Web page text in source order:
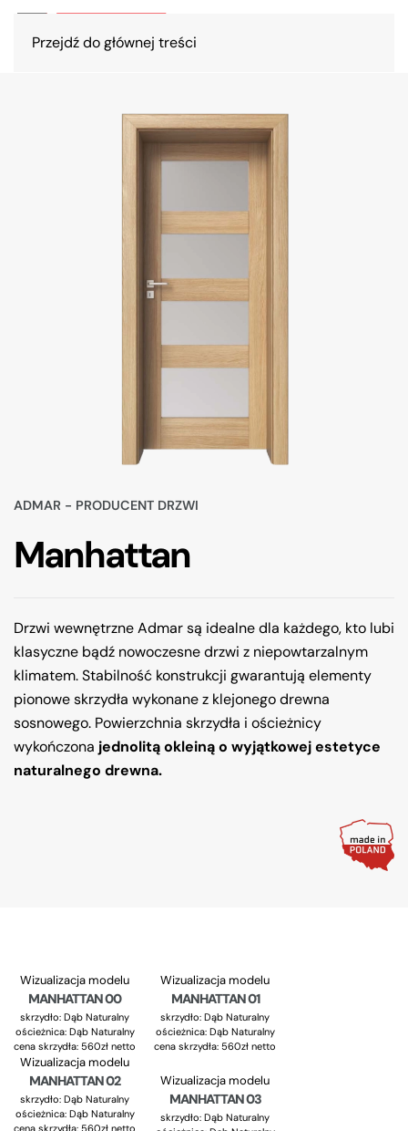
Przejdź do głównej treści
ADMAR - PRODUCENT DRZWI
Manhattan
Drzwi wewnętrzne Admar są idealne dla każdego, kto lubi
klasyczne bądź nowoczesne drzwi z niepowtarzalnym
klimatem. Stabilność konstrukcji gwarantują elementy
pionowe skrzydła wykonane z klejonego drewna
sosnowego. Powierzchnia skrzydła i ościeżnicy
wykończona jednolitą okleiną o wyjątkowej estetyce
naturalnego drewna.
Wizualizacja modelu
MANHATTAN 00
skrzydło: Dąb Naturalny
ościeżnica: Dąb Naturalny
cena skrzydła: 560zł netto
Wizualizacja modelu
MANHATTAN 01
skrzydło: Dąb Naturalny
ościeżnica: Dąb Naturalny
cena skrzydła: 560zł netto
Wizualizacja modelu
MANHATTAN 02
skrzydło: Dąb Naturalny
ościeżnica: Dąb Naturalny
cena skrzydła: 560zł netto
Wizualizacja modelu
MANHATTAN 03
skrzydło: Dąb Naturalny